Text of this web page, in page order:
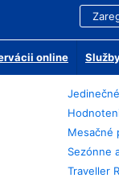
online
Mesačné
Sezónne
Traveller